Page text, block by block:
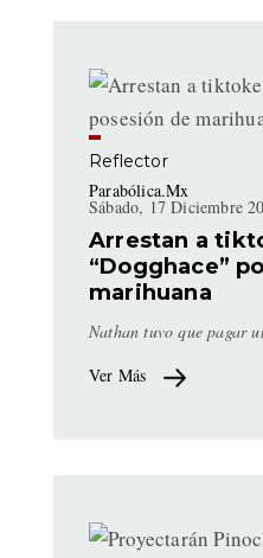
Reflector
Parabólica.Mx
Sábado, 17 Diciembre
Arrestan a
“Dogghace”
marihuana
Nathan tuvo que pagar
Ver Más